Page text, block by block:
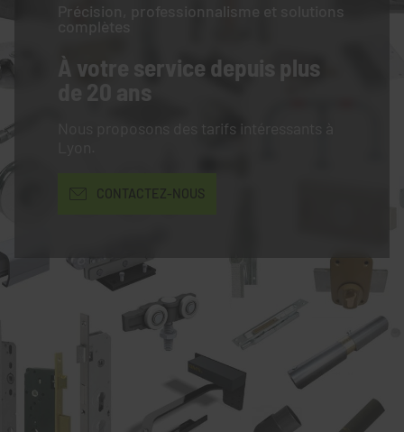
Précision, professionnalisme et solutions
complètes
À votre service depuis plus
de 20 ans
Nous proposons des tarifs intéressants à
CONTACTEZ-NOUS